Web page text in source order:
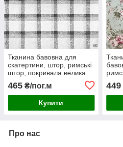
Тканина бавовна для
скатертини, штор, римські
штор, покривала велика
465 ₴/пог.м
Купити
449
Про нас